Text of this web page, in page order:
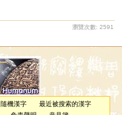
瀏覽次數: 2591
隨機漢字
最近被搜索的漢字